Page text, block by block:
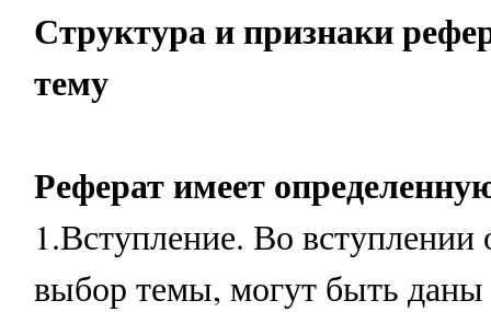
Структура и признаки
тему
Реферат имеет
1.Вступление. Во вступлении
выбор темы, могут быть